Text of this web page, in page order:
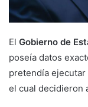
El Gobierno de
poseía datos
pretendía
el cual decidieron